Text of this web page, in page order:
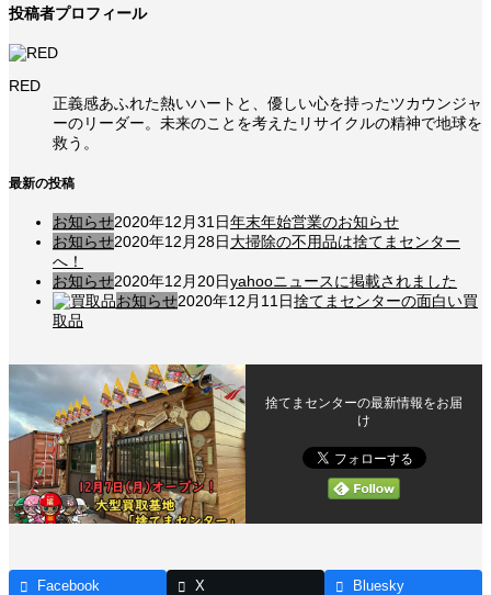
投稿者プロフィール
RED
正義感あふれた熱いハートと、優しい心を持ったツカウンジャ
ーのリーダー。未来のことを考えたリサイクルの精神で地球を
救う。
最新の投稿
お知らせ2020年12月31日年末年始営業のお知らせ
お知らせ2020年12月28日大掃除の不用品は捨てまセンター
へ！
お知らせ2020年12月20日yahooニュースに掲載されました
お知らせ2020年12月11日捨てまセンターの面白い買
取品
捨てまセンターの最新情報をお届
け
Facebook X Bluesky